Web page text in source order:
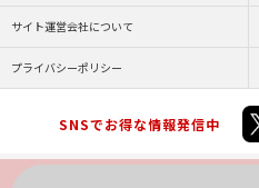
サイト運営会社について
プライバシーポリシー
SNSでお得な情報発信中